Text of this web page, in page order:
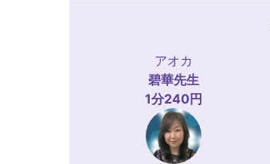
アオカ
碧華先生
1分240円